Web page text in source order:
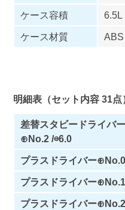
ケース容積
6.5L
ケース材質
ABS
明細表（セット内容 31点
差替スタビードライバー
⊕No.2 /⊖6.0
プラスドライバー⊕No.0
プラスドライバー⊕No.1
プラスドライバー⊕No.2